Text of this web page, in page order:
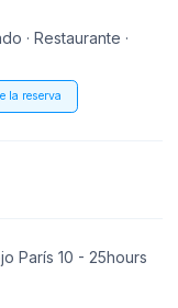
· Restaurante ·
la reserva
París 10 - 25hours